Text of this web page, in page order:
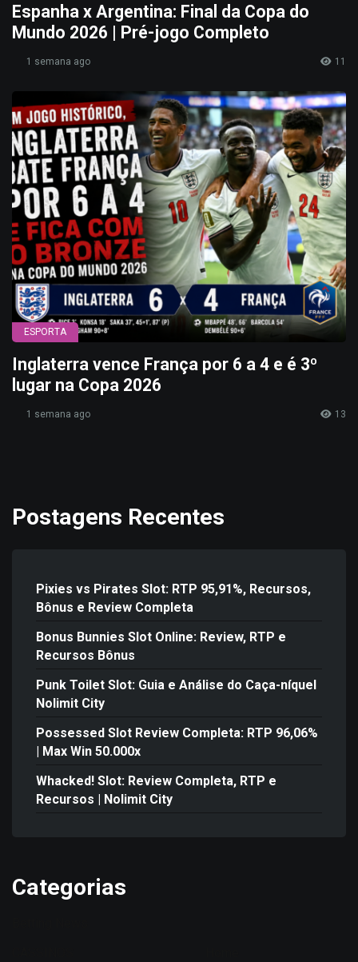
Espanha x Argentina: Final da Copa do
Mundo 2026 | Pré-jogo Completo
1 semana ago 11
ESPORTA
Inglaterra vence França por 6 a 4 e é 3º
lugar na Copa 2026
1 semana ago 13
Postagens Recentes
Pixies vs Pirates Slot: RTP 95,91%, Recursos,
Bônus e Review Completa
Bonus Bunnies Slot Online: Review, RTP e
Recursos Bônus
Punk Toilet Slot: Guia e Análise do Caça-níquel
Nolimit City
Possessed Slot Review Completa: RTP 96,06%
| Max Win 50.000x
Whacked! Slot: Review Completa, RTP e
Recursos | Nolimit City
Categorias